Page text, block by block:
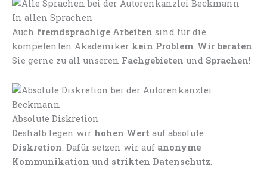
In allen Sprachen
Auch fremdsprachige Arbeiten sind für die
kompetenten Akademiker kein Problem. Wir beraten
Sie gerne zu all unseren Fachgebieten und Sprachen!
Absolute Diskretion
Deshalb legen wir hohen Wert auf absolute
Diskretion . Dafür setzen wir auf anonyme
Kommunikation und strikten Datenschutz